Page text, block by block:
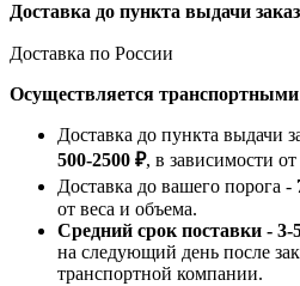
Доставка до пункта выдачи
Доставка по России
Осуществляется
Доставка до пункта выдачи
500-2500 ₽, в зависимости
Доставка до вашего порога -
от веса и объема.
Средний срок поставки - 3-
на следующий день после
транспортной компании.